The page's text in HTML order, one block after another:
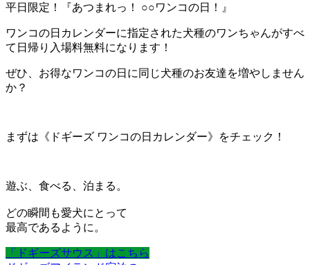
平日限定！『あつまれっ！ ○○ワンコの日！』
ワンコの日カレンダーに指定された犬種のワンちゃんがすべ
て日帰り入場料無料になります！
ぜひ、お得なワンコの日に同じ犬種のお友達を増やしません
か？
まずは《ドギーズ ワンコの日カレンダー》をチェック！
遊ぶ、食べる、泊まる。
どの瞬間も愛犬にとって
最高であるように。
「ドギーズサウス」はこちら